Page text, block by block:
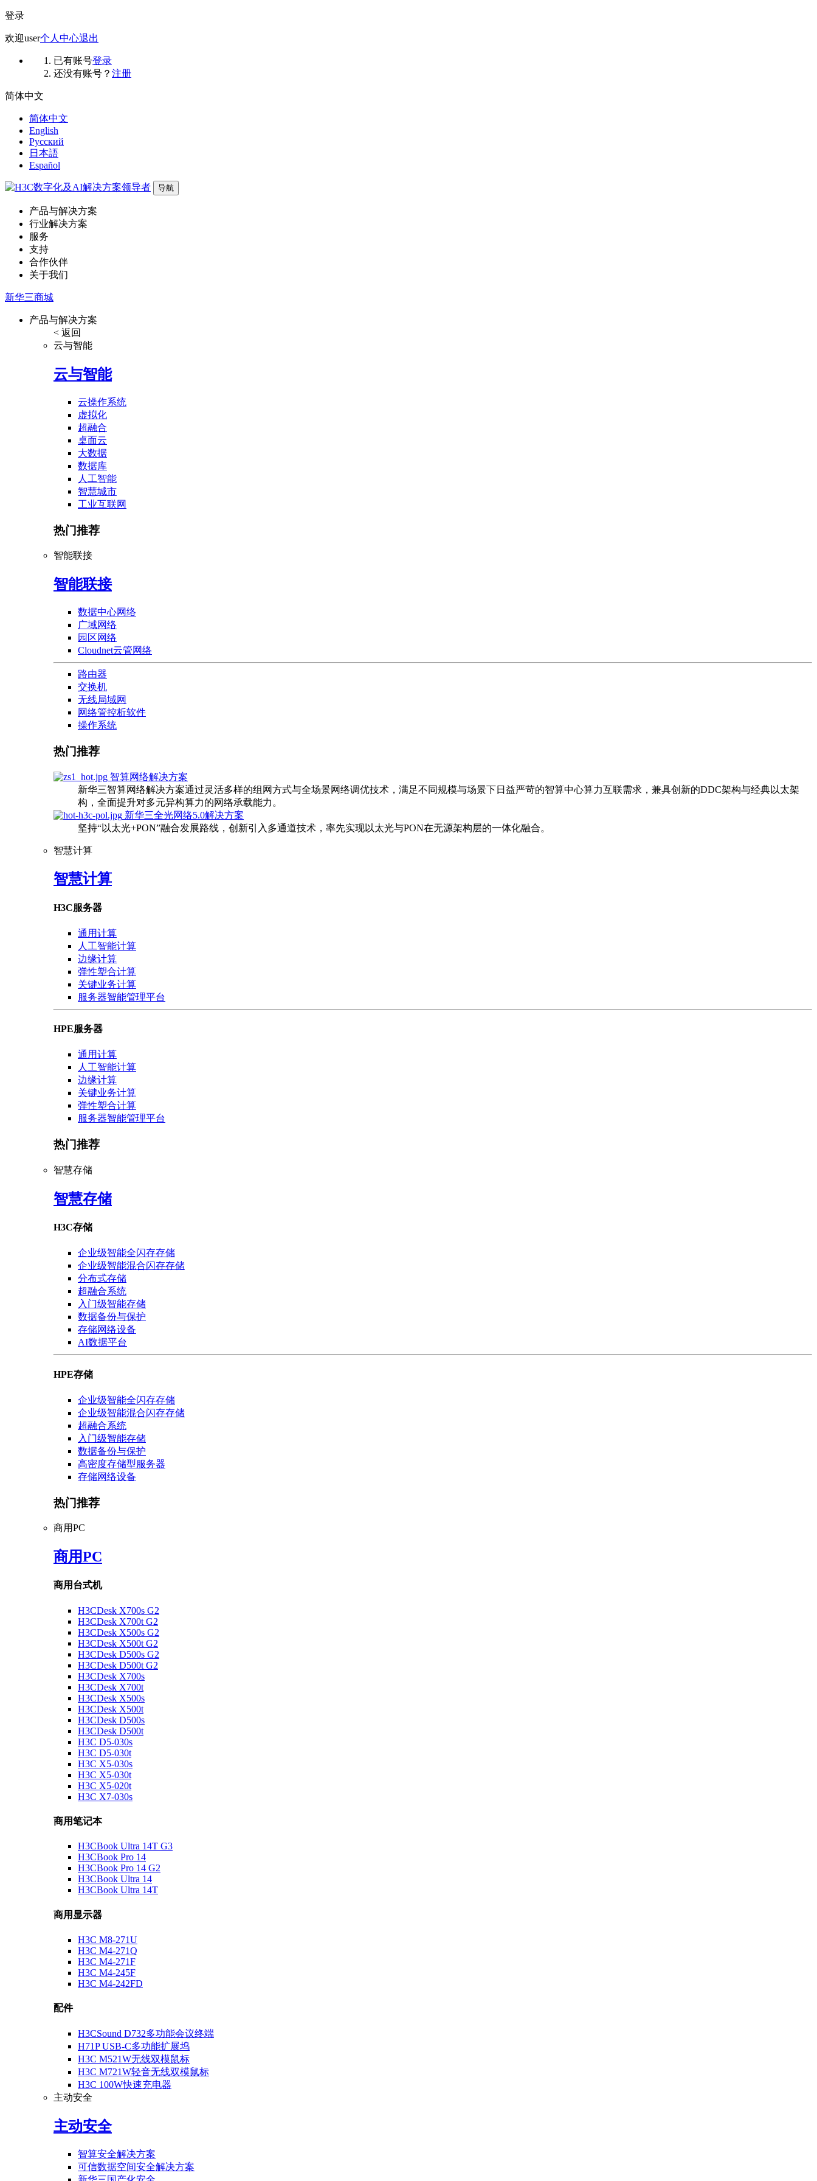
登录
欢迎user个人中心退出
已有账号登录
还没有账号？ 注册
简体中文
简体中文
English
Русский
日本語
Español
导航
产品与解决方案
行业解决方案
服务
支持
合作伙伴
关于我们
新华三商城
产品与解决方案
< 返回
云与智能
云与智能
云操作系统
虚拟化
超融合
桌面云
大数据
数据库
人工智能
智慧城市
工业互联网
热门推荐
智能联接
智能联接
数据中心网络
广域网络
园区网络
Cloudnet云管网络
路由器
交换机
无线局域网
网络管控析软件
操作系统
热门推荐
智算网络解决方案
新华三智算网络解决方案通过灵活多样的组网方式与全场景网络调优技术，满足不同规模与场景下日益严苛的智算中心算力互联需求，兼具创新的DDC架构与经典以太架
构，全面提升对多元异构算力的网络承载能力。
新华三全光网络5.0解决方案
坚持“以太光+PON”融合发展路线，创新引入多通道技术，率先实现以太光与PON在无源架构层的一体化融合。
智慧计算
智慧计算
H3C服务器
通用计算
人工智能计算
边缘计算
弹性塑合计算
关键业务计算
服务器智能管理平台
HPE服务器
通用计算
人工智能计算
边缘计算
关键业务计算
弹性塑合计算
服务器智能管理平台
热门推荐
智慧存储
智慧存储
H3C存储
企业级智能全闪存存储
企业级智能混合闪存存储
分布式存储
超融合系统
入门级智能存储
数据备份与保护
存储网络设备
AI数据平台
HPE存储
企业级智能全闪存存储
企业级智能混合闪存存储
超融合系统
入门级智能存储
数据备份与保护
高密度存储型服务器
存储网络设备
热门推荐
商用PC
商用PC
商用台式机
H3CDesk X700s G2
H3CDesk X700t G2
H3CDesk X500s G2
H3CDesk X500t G2
H3CDesk D500s G2
H3CDesk D500t G2
H3CDesk X700s
H3CDesk X700t
H3CDesk X500s
H3CDesk X500t
H3CDesk D500s
H3CDesk D500t
H3C D5-030s
H3C D5-030t
H3C X5-030s
H3C X5-030t
H3C X5-020t
H3C X7-030s
商用笔记本
H3CBook Ultra 14T G3
H3CBook Pro 14
H3CBook Pro 14 G2
H3CBook Ultra 14
H3CBook Ultra 14T
商用显示器
H3C M8-271U
H3C M4-271Q
H3C M4-271F
H3C M4-245F
H3C M4-242FD
配件
H3CSound D732多功能会议终端
H71P USB-C多功能扩展坞
H3C M521W无线双模鼠标
H3C M721W轻音无线双模鼠标
H3C 100W快速充电器
主动安全
主动安全
智算安全解决方案
可信数据空间安全解决方案